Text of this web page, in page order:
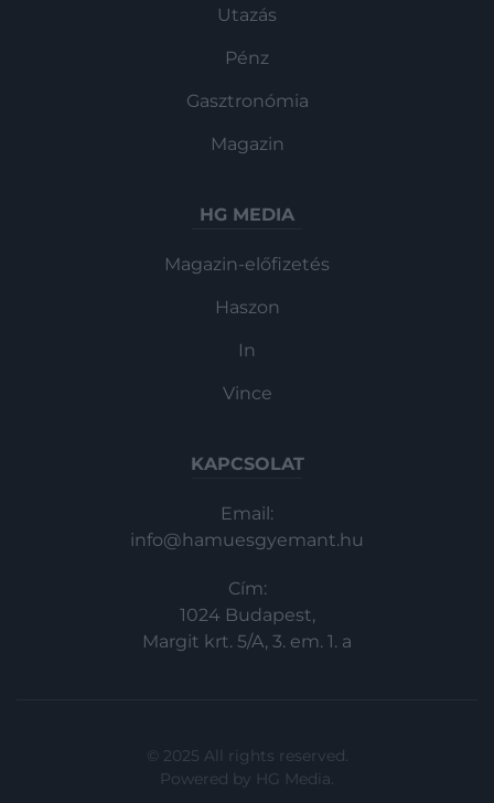
Utazás
Pénz
Gasztronómia
Magazin
HG MEDIA
Magazin-előfizetés
Haszon
In
Vince
KAPCSOLAT
Email:
info@hamuesgyemant.hu
Cím:
1024 Budapest,
Margit krt. 5/A, 3. em. 1. a
© 2025 All rights reserved.
Powered by HG Media.